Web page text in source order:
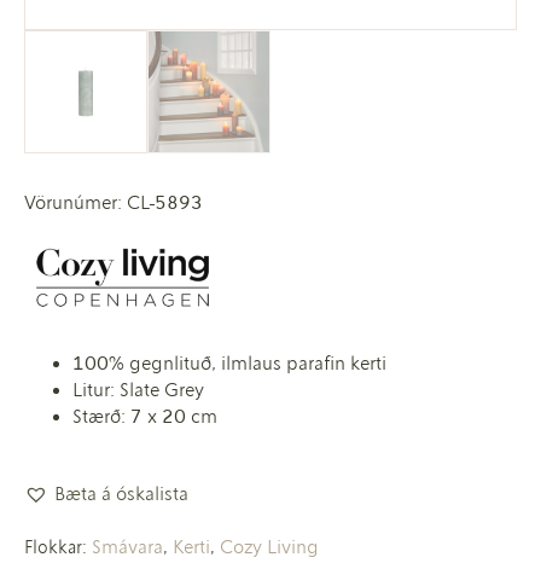
Vörunúmer: CL-5893
100% gegnlituð, ilmlaus parafin kerti
Litur: Slate Grey
Stærð: 7 x 20 cm
Bæta á óskalista
Flokkar: Smávara, Kerti, Cozy Living